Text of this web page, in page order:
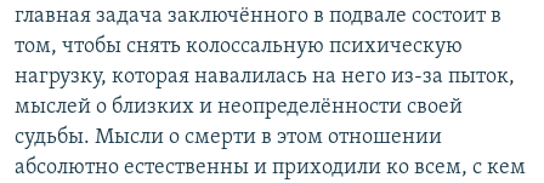
главная задача заключённого в подвале состоит в
том, чтобы снять колоссальную психическую
нагрузку, которая навалилась на него из-за пыток,
мыслей о близких и неопределённости своей
судьбы. Мысли о смерти в этом отношении
абсолютно естественны и приходили ко всем, с кем